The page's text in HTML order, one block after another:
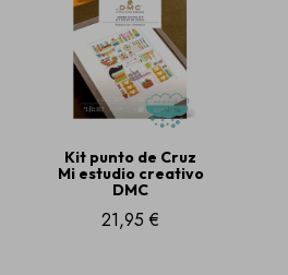
Kit punto de Cruz
Mi estudio creativo
DMC
21,95 €